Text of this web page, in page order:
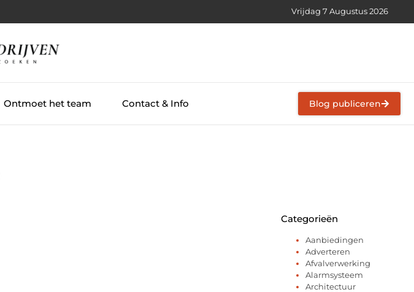
Vrijdag 7 Augustus 2026
Ontmoet het team Contact & Info Blog publiceren
Categorieën
Aanbiedingen
Adverteren
Afvalverwerking
Alarmsysteem
Architectuur